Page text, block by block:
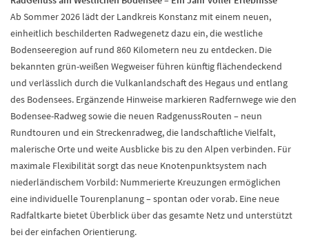
Ab Sommer 2026 lädt der Landkreis Konstanz mit einem neuen,
einheitlich beschilderten Radwegenetz dazu ein, die westliche
Bodenseeregion auf rund 860 Kilometern neu zu entdecken. Die
bekannten grün-weißen Wegweiser führen künftig flächendeckend
und verlässlich durch die Vulkanlandschaft des Hegaus und entlang
des Bodensees. Ergänzende Hinweise markieren Radfernwege wie den
Bodensee-Radweg sowie die neuen RadgenussRouten – neun
Rundtouren und ein Streckenradweg, die landschaftliche Vielfalt,
malerische Orte und weite Ausblicke bis zu den Alpen verbinden. Für
maximale Flexibilität sorgt das neue Knotenpunktsystem nach
niederländischem Vorbild: Nummerierte Kreuzungen ermöglichen
eine individuelle Tourenplanung – spontan oder vorab. Eine neue
Radfaltkarte bietet Überblick über das gesamte Netz und unterstützt
bei der einfachen Orientierung.